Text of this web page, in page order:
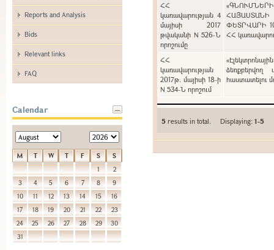
Reports and Analysis
Bids
Relevant links
FAQ
Calendar
M T W T F S
S
1
2
3
4 5 6 7 8
9
10
11 12 13 14 15
16
17
18 19 20 21 22
23
24
25 26 27 28 29
30
31
ՀՀ
կառավարության 4
մայիսի 2017
թվականի N 526-Ն
որոշումը
ՓԵՏՐՎԱՐԻ
ՀՀ
ՀՀ
կառավարության
2017թ. մայիսի 18-ի
N 534-Ն որոշում
ձեռքբերվող
հաստատելու
5 results in total. Displaying:1-5